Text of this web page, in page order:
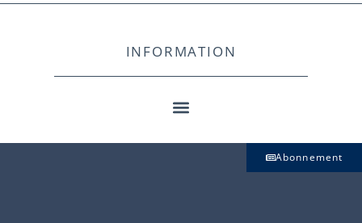
INFORMATION
Abonnement